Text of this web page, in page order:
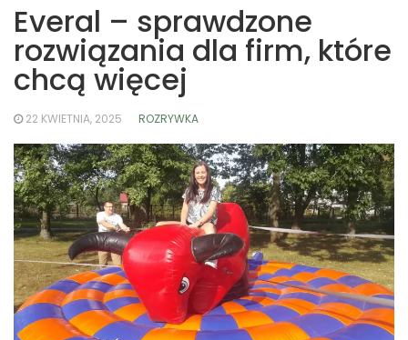
Everal – sprawdzone
rozwiązania dla firm, które
chcą więcej
22 KWIETNIA, 2025 ROZRYWKA